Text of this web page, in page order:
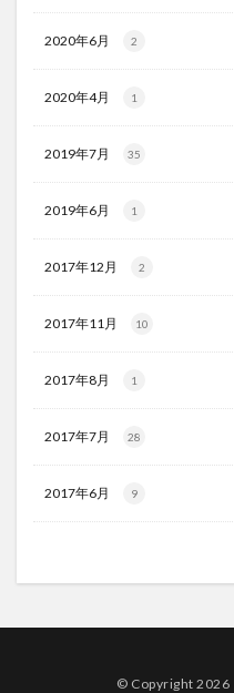
2020年6月 2
2020年4月 1
2019年7月 35
2019年6月 1
2017年12月 2
2017年11月 10
2017年8月 1
2017年7月 28
2017年6月 9
© Copyright 2026